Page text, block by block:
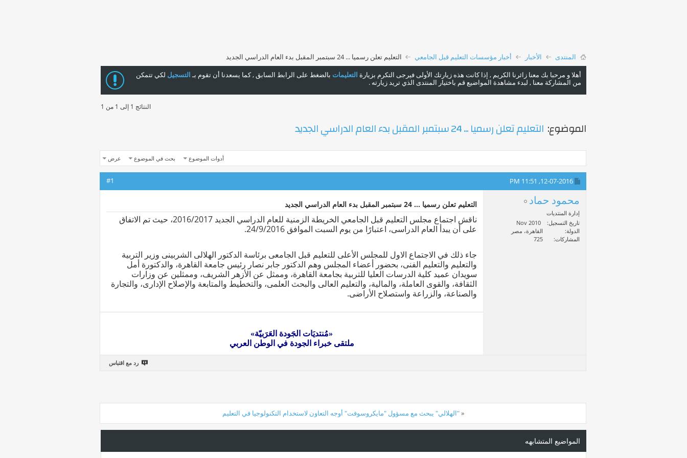
المنتدى الأخبار أخبار مؤسسات التعليم قبل الجامعي
التعليم تعلن رسميا ... 24 سبتمبر المقبل بدء العام الدراسي الجديد
أهلا و مرحبا بك معنا زائرنا الكريم , إذا كانت هذه زيارتك الأولى فيرجى التكرم بزيارة التعليمات بالضغط على الرابط السابق , كما يسعدنا أن تقوم بـالتسجيل لكي تتمكن
من المشاركة معنا , لبدء مشاهدة المواضيع قم باختيار المنتدى الذي تريد زيارته .
النتائج 1 إلى 1 من 1
الموضوع: التعليم تعلن رسميا ... 24 سبتمبر المقبل بدء العام الدراسي الجديد
أدوات الموضوع بحث في الموضوع عرض
12-07-2016,
11:51 PM
#1
محمود حماد
إدارة المنتديات
تاريخ التسجيل
Nov 2010
الدولة
القاهرة، مصر
المشاركات
725
التعليم تعلن رسميا ... 24 سبتمبر المقبل بدء العام الدراسي الجديد
ناقش اجتماع مجلس التعليم قبل الجامعي الخريطة الزمنية للعام الدراسي الجديد 2016/2017، حيث تم الاتفاق
على أن يبدأ العام الدراسى، اعتبارًا من يوم السبت الموافق 24/9/2016.
جاء ذلك في الاجتماع الاول للمجلس الأعلى للتعليم قبل الجامعى برئاسة الدكتور الهلالى الشربينى وزير التربية
والتعليم والتعليم الفنى، بحضور أعضاء المجلس وهم الدكتور جابر نصار رئيس جامعة القاهرة، والدكتورة أمل
سويدان عميد كلية الدرسات العليا للتربية بجامعة القاهرة، وممثل عن الأزهر الشريف، وممثلين عن وزارات
الثقافة، والقوى العاملة، والمالية، والتعليم العالى والبحث العلمى، والتخطيط والمتابعة والإصلاح الإدارى، والتجارة
والصناعة، والزراعة واستصلاح الأراضى.
«مُنتديَات الجَودة العَرَبيّة»
ملتقى خبراء الجودة في الوطن العربي
رد مع اقتباس
«"الهلالي" يبحث مع مسؤول "مايكروسوفت" أوجه التعاون لاستخدام التكنولوجيا في التعليم
المواضيع المتشابهه